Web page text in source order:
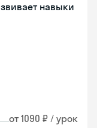
навыки
от 1090 ₽ / урок